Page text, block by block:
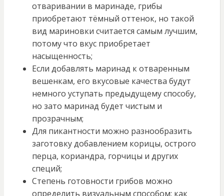
отваривании в маринаде, грибы
приобретают тёмный оттенок, но такой
вид мариновки считается самым лучшим,
потому что вкус приобретает
насыщенность;
Если добавлять маринад к отваренным
вешенкам, его вкусовые качества будут
немного уступать предыдущему способу,
но зато маринад будет чистым и
прозрачным;
Для пикантности можно разнообразить
заготовку добавлением корицы, острого
перца, кориандра, горчицы и других
специй;
Степень готовности грибов можно
определить визуальным способом: как